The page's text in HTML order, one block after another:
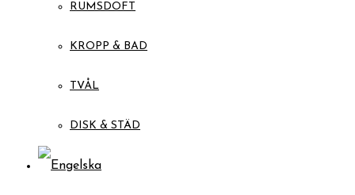
RUMSDOFT
KROPP & BAD
TVÅL
DISK & STÄD